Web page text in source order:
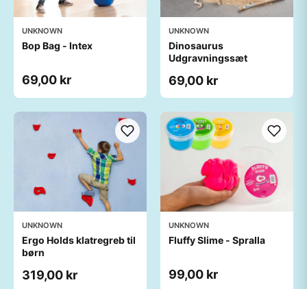
UNKNOWN
Bop Bag - Intex
69,00 kr
UNKNOWN
Dinosaurus
Udgravningssæt
69,00 kr
UNKNOWN
Ergo Holds klatregreb til
børn
319,00 kr
UNKNOWN
Fluffy Slime - Spralla
99,00 kr